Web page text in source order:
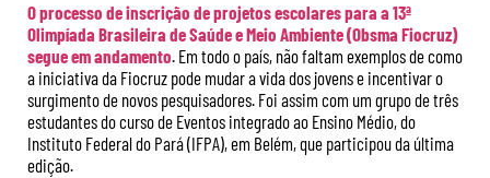
O processo de inscrição de projetos escolares para a 13ª
Olimpíada Brasileira de Saúde e Meio Ambiente (Obsma Fiocruz)
segue em andamento. Em todo o país, não faltam exemplos de como
a iniciativa da Fiocruz pode mudar a vida dos jovens e incentivar o
surgimento de novos pesquisadores. Foi assim com um grupo de três
estudantes do curso de Eventos integrado ao Ensino Médio, do
Instituto Federal do Pará (IFPA), em Belém, que participou da última
edição.